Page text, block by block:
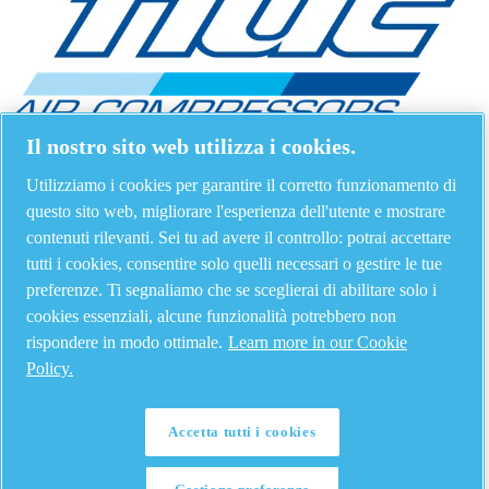
Il nostro sito web utilizza i cookies.
Utilizziamo i cookies per garantire il corretto funzionamento di
questo sito web, migliorare l'esperienza dell'utente e mostrare
contenuti rilevanti. Sei tu ad avere il controllo: potrai accettare
tutti i cookies, consentire solo quelli necessari o gestire le tue
preferenze. Ti segnaliamo che se sceglierai di abilitare solo i
cookies essenziali, alcune funzionalità potrebbero non
rispondere in modo ottimale. Learn more in our Cookie
Policy.
Accetta tutti i cookies